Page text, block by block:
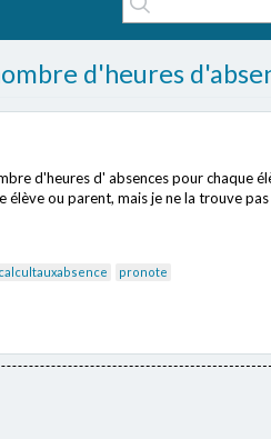
d'heures
d'heures d' absences pour chaque
élève ou parent, mais je ne la trouve
calcultauxabsence pronote